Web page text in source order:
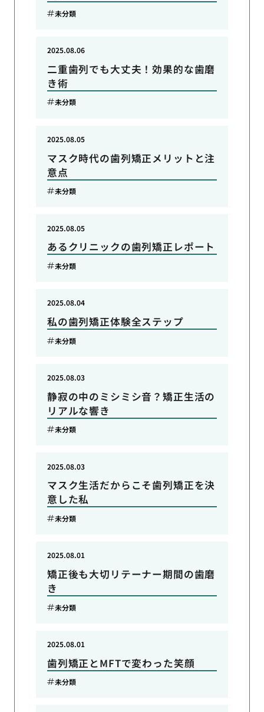
未分類
二重歯列でも大丈夫！効果的な歯磨
き術
2025.08.06
未分類
マスク時代の歯列矯正メリットと注
意点
2025.08.05
未分類
あるクリニックの歯列矯正レポート
2025.08.05
未分類
私の歯列矯正体験全ステップ
2025.08.04
未分類
静寂の中のミシミシ音？矯正生活の
リアルな響き
2025.08.03
未分類
マスク生活だからこそ歯列矯正を決
意した私
2025.08.03
未分類
矯正後も大切リテーナー期間の歯磨
き
2025.08.01
未分類
歯列矯正とMFTで変わった笑顔
2025.08.01
未分類